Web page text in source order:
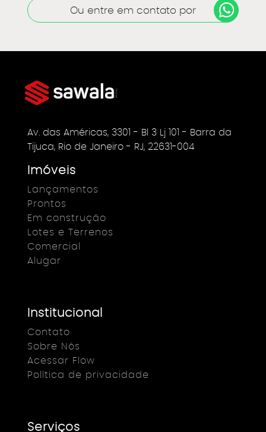
Ou entre em contato por
Av. das Américas, 3301 - Bl 3 Lj 101 - Barra da
Tijuca, Rio de Janeiro - RJ, 22631-004
Imóveis
Lançamentos
Prontos
Em construção
Lotes e Terrenos
Comercial
Alugar
Institucional
Contato
Sobre Nós
Acessar Flow
Política de privacidade
Serviços